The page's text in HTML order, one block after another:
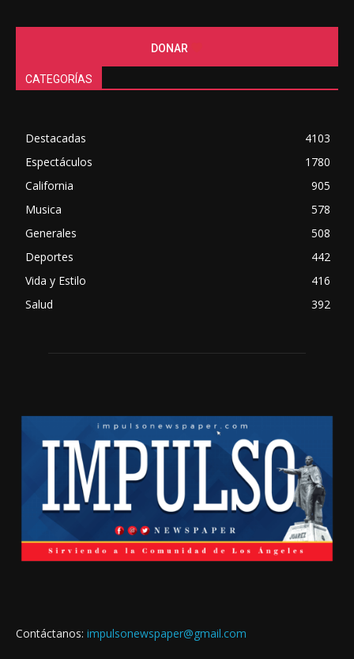
DONAR
CATEGORÍAS
Destacadas
4103
Espectáculos
1780
California
905
Musica
578
Generales
508
Deportes
442
Vida y Estilo
416
Salud
392
Contáctanos: impulsonewspaper@gmail.com